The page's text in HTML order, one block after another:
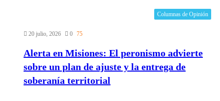
Columnas de Opinión
20 julio, 2026 0 75
Alerta en Misiones: El peronismo advierte
sobre un plan de ajuste y la entrega de
soberanía territorial